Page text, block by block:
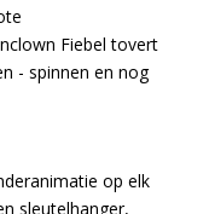
Fiebel tovert
- spinnen en nog
op elk
sleutelhanger,